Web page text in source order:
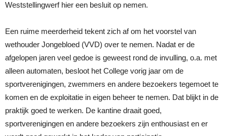
Weststellingwerf hier een besluit op nemen.
Een ruime meerderheid tekent zich af om het voorstel van
wethouder Jongebloed (VVD) over te nemen. Nadat er de
afgelopen jaren veel gedoe is geweest rond de invulling, o.a. met
alleen automaten, besloot het College vorig jaar om de
sportverenigingen, zwemmers en andere bezoekers tegemoet te
komen en de exploitatie in eigen beheer te nemen. Dat blijkt in de
praktijk goed te werken. De kantine draait goed,
sportverenigingen en andere bezoekers zijn enthousiast en er